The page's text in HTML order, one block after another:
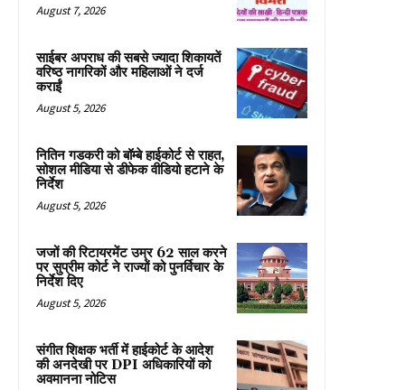
August 7, 2026
साईबर अपराध की सबसे ज्यादा शिकायतें
वरिष्ठ नागरिकों और महिलाओं ने दर्ज
कराईं
August 5, 2026
नितिन गडकरी को बॉम्बे हाईकोर्ट से राहत,
सोशल मीडिया से डीफेक वीडियो हटाने के
निर्देश
August 5, 2026
जजों की रिटायरमेंट उम्र 62 साल करने
पर सुप्रीम कोर्ट ने राज्यों को पुनर्विचार के
निर्देश दिए
August 5, 2026
संगीत शिक्षक भर्ती में हाईकोर्ट के आदेश
की अनदेखी पर DPI अधिकारियों को
अवमानना नोटिस